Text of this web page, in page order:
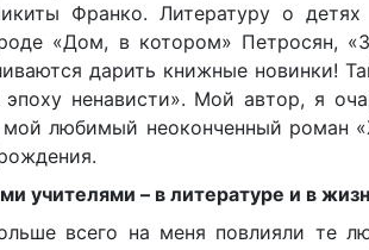
Франко. Литературу о
«Дом, в котором» Петросян,
дарить книжные новинки!
ненависти». Мой автор, я
мой любимый неоконченный роман
учителями – в литературе и в
всего на меня повлияли те